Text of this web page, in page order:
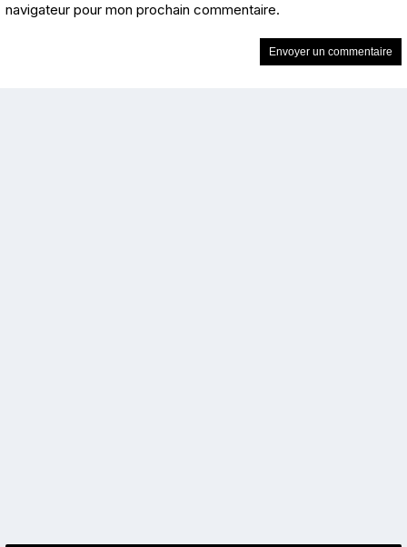
navigateur pour mon prochain commentaire.